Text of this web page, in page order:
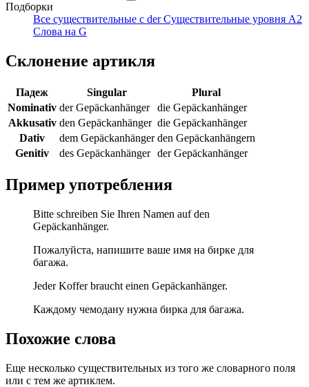
Подборки
Все существительные с derСуществительные уровня A2
Слова на G
Склонение артикля
Падеж Singular
Plural
Nominativ der Gepäckanhänger
die Gepäckanhänger
Akkusativ den Gepäckanhänger die Gepäckanhänger
Dativ
dem Gepäckanhänger den Gepäckanhängern
Genitiv
des Gepäckanhänger der Gepäckanhänger
Пример употребления
Bitte schreiben Sie Ihren Namen auf den
Gepäckanhänger.
Пожалуйста, напишите ваше имя на бирке для
багажа.
Jeder Koffer braucht einen Gepäckanhänger.
Каждому чемодану нужна бирка для багажа.
Похожие слова
Еще несколько существительных из того же словарного поля
или с тем же артиклем.